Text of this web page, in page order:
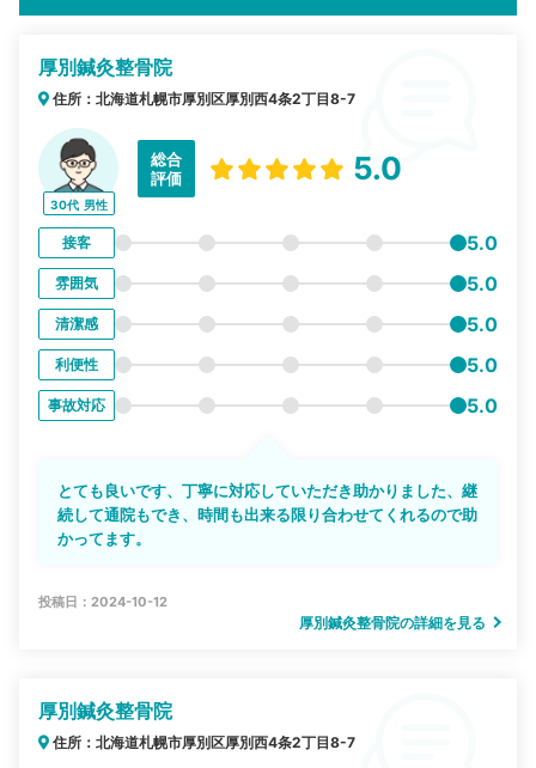
厚別鍼灸整骨院
住所：北海道札幌市厚別区厚別西4条2丁目8-7
30代 男性
総合
評価
5.0
接客 5.0
雰囲気 5.0
清潔感 5.0
利便性 5.0
事故対応 5.0
とても良いです、丁寧に対応していただき助かりました、継
続して通院もでき、時間も出来る限り合わせてくれるので助
かってます。
投稿日：2024-10-12
厚別鍼灸整骨院の詳細を見る
厚別鍼灸整骨院
住所：北海道札幌市厚別区厚別西4条2丁目8-7